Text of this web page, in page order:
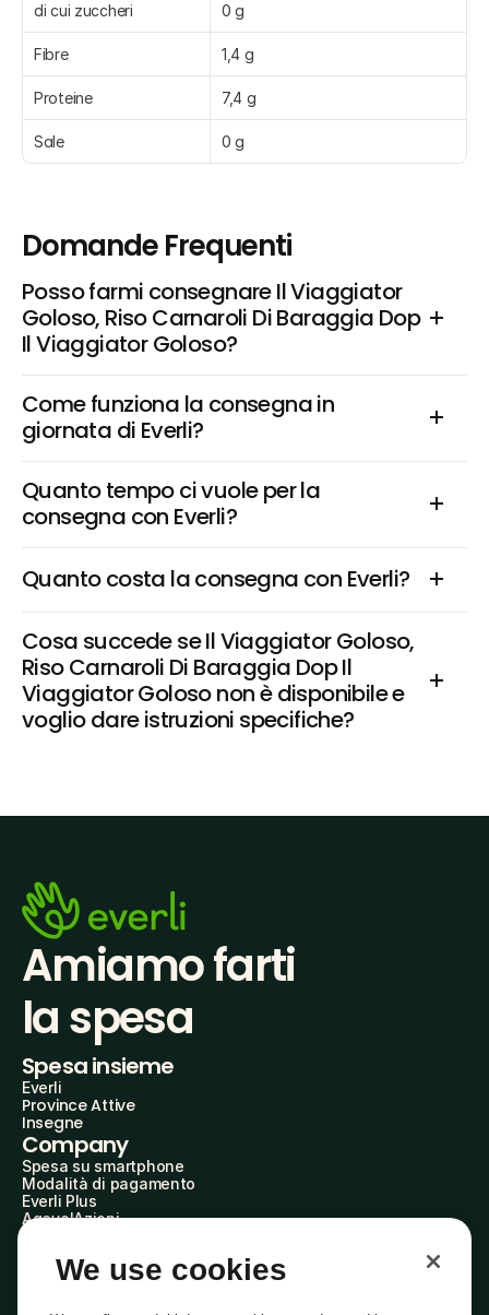
di cui zuccheri 0 g
Fibre 1,4 g
Proteine 7,4 g
Sale 0 g
Domande Frequenti
Posso farmi consegnare Il Viaggiator
Goloso, Riso Carnaroli Di Baraggia Dop
Il Viaggiator Goloso?
Come funziona la consegna in
giornata di Everli?
Quanto tempo ci vuole per la
consegna con Everli?
Quanto costa la consegna con Everli?
Cosa succede se Il Viaggiator Goloso,
Riso Carnaroli Di Baraggia Dop Il
Viaggiator Goloso non è disponibile e
voglio dare istruzioni specifiche?
Amiamo farti
la spesa
Spesa insieme
Everli
Province Attive
Insegne
Company
Spesa su smartphone
Modalità di pagamento
Everli Plus
AgevolAzioni
Everli Shoppers
We use cookies